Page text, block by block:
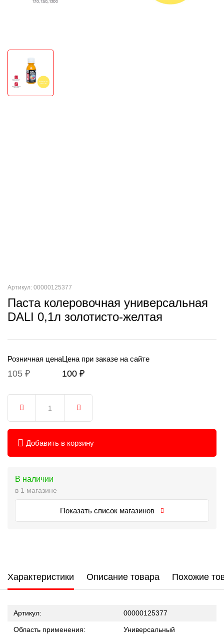
Артикул: 00000125377
Паста колеровочная универсальная
DALI 0,1л золотисто-желтая
Розничная цена
105 ₽
Цена при заказе на сайте
100 ₽
Добавить в корзину
В наличии
в 1 магазине
Показать список магазинов
Характеристики Описание товара Похожие
Артикул: 00000125377
Область применения: Универсальный